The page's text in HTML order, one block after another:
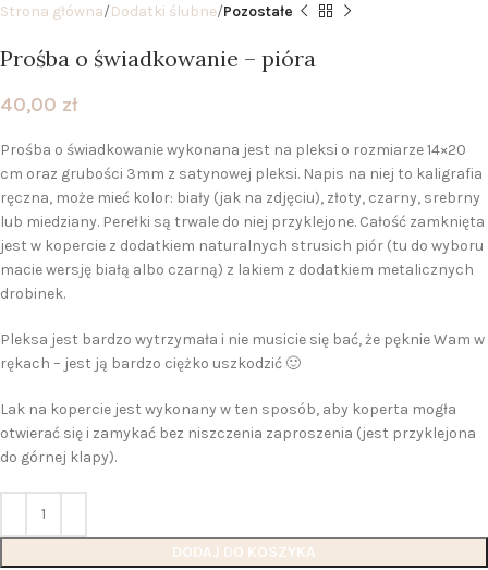
Strona główna Dodatki ślubne Pozostałe
Prośba o świadkowanie – pióra
40,00 zł
Prośba o świadkowanie wykonana jest na pleksi o rozmiarze 14×20
cm oraz grubości 3mm z satynowej pleksi. Napis na niej to kaligrafia
ręczna, może mieć kolor: biały (jak na zdjęciu), złoty, czarny, srebrny
lub miedziany. Perełki są trwale do niej przyklejone. Całość zamknięta
jest w kopercie z dodatkiem naturalnych strusich piór (tu do wyboru
macie wersję białą albo czarną) z lakiem z dodatkiem metalicznych
drobinek.
Pleksa jest bardzo wytrzymała i nie musicie się bać, że pęknie Wam w
rękach – jest ją bardzo ciężko uszkodzić 🙂
Lak na kopercie jest wykonany w ten sposób, aby koperta mogła
otwierać się i zamykać bez niszczenia zaproszenia (jest przyklejona
do górnej klapy).
DODAJ DO KOSZYKA